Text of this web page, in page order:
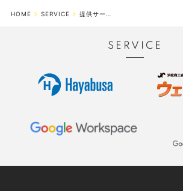
HOME SERVICE 提供サービス
SERVICE